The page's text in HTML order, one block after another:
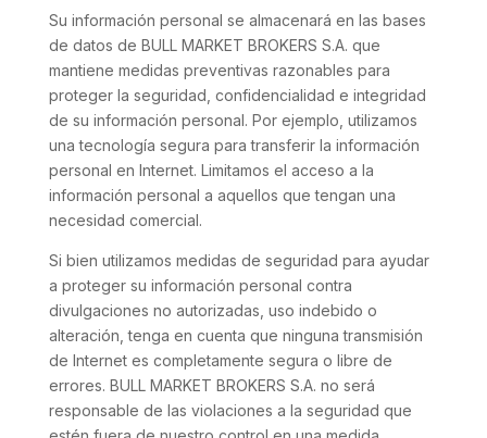
Su información personal se almacenará en las bases
de datos de BULL MARKET BROKERS S.A. que
mantiene medidas preventivas razonables para
proteger la seguridad, confidencialidad e integridad
de su información personal. Por ejemplo, utilizamos
una tecnología segura para transferir la información
personal en Internet. Limitamos el acceso a la
información personal a aquellos que tengan una
necesidad comercial.
Si bien utilizamos medidas de seguridad para ayudar
a proteger su información personal contra
divulgaciones no autorizadas, uso indebido o
alteración, tenga en cuenta que ninguna transmisión
de Internet es completamente segura o libre de
errores. BULL MARKET BROKERS S.A. no será
responsable de las violaciones a la seguridad que